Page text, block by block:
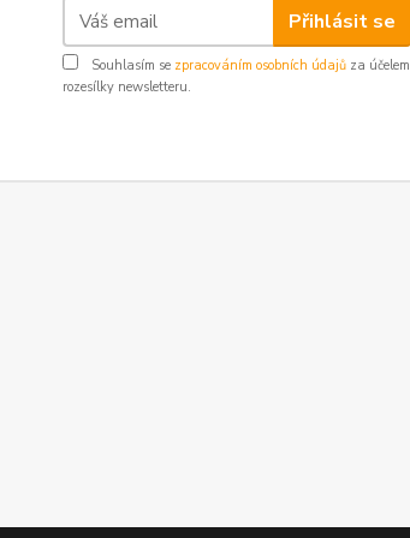
Přihlásit se
Souhlasím se zpracováním osobních údajů za účelem
rozesílky newsletteru.